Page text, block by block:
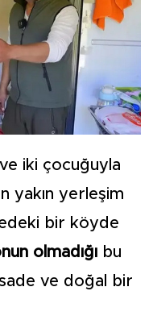
iki çocuğuyla
yakın yerleşim
bir köyde
olmadığı bu
ve doğal bir